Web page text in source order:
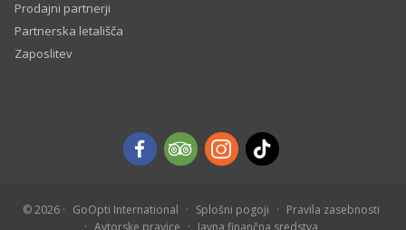
Prodajni partnerji
Partnerska letališča
Zaposlitev
© 2026 GoOpti International Splošni pogoji
Pravila zasebnosti
Avtorske pravice
Javna finančna sredstva